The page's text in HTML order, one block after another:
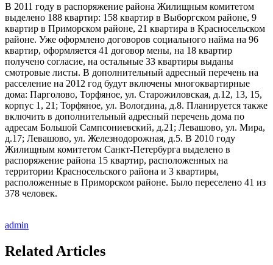
В 2011 году в распоряжение района Жилищным комитетом
выделено 188 квартир: 158 квартир в Выборгском районе, 9
квартир в Приморском районе, 21 квартира в Красносельском
районе. Уже оформлено договоров социального найма на 96
квартир, оформляется 41 договор мены, на 18 квартир
получено согласие, на остальные 33 квартиры выданы
смотровые листы. В дополнительный адресный перечень на
расселение на 2012 год будут включены многоквартирные
дома: Парголово, Торфяное, ул. Старожиловская, д.12, 13, 15,
корпус 1, 21; Торфяное, ул. Вологдина, д.8. Планируется также
включить в дополнительный адресный перечень дома по
адресам Большой Сампсониевский, д.21; Левашово, ул. Мира,
д.17; Левашово, ул. Железнодорожная, д.5. В 2010 году
Жилищным комитетом Санкт-Петербурга выделено в
распоряжение района 15 квартир, расположенных на
территории Красносельского района и 3 квартиры,
расположенные в Приморском районе. Было переселено 41 из
378 человек.
admin
Related Articles